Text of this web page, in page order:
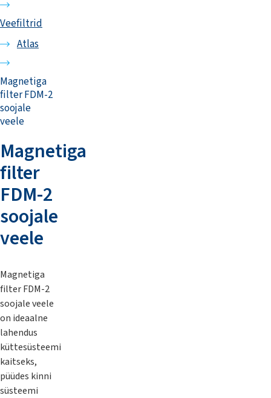
Veefiltrid
Atlas
Magnetiga
filter FDM-2
soojale
veele
Magnetiga
filter
FDM-2
soojale
veele
Magnetiga
filter FDM-2
soojale veele
on ideaalne
lahendus
küttesüsteemi
kaitseks,
püüdes kinni
süsteemi